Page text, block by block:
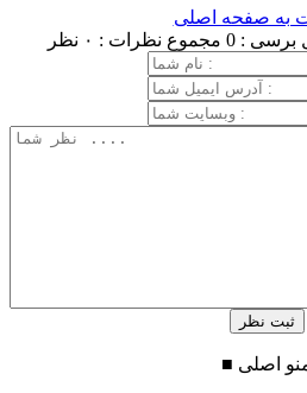
به صفحه اصلی
برسی : 0 مجموع نظرات : ۰ نظر
■ اصلی